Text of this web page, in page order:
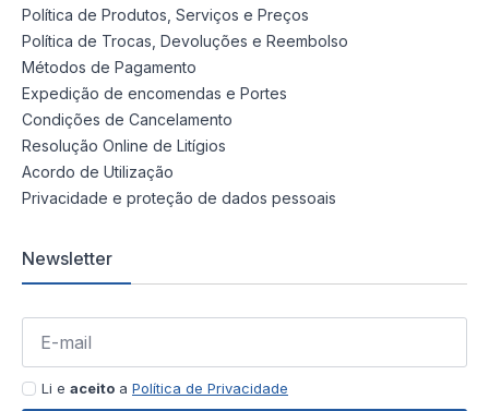
Política de Produtos, Serviços e Preços
Política de Trocas, Devoluções e Reembolso
Métodos de Pagamento
Expedição de encomendas e Portes
Condições de Cancelamento
Resolução Online de Litígios
Acordo de Utilização
Privacidade e proteção de dados pessoais
Newsletter
Li e aceito a Política de Privacidade